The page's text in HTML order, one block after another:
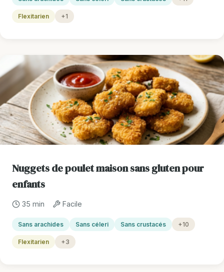
Flexitarien +1
Nuggets de poulet maison sans gluten pour
enfants
35 min Facile
Sans arachides Sans céleri Sans crustacés +10
Flexitarien +3